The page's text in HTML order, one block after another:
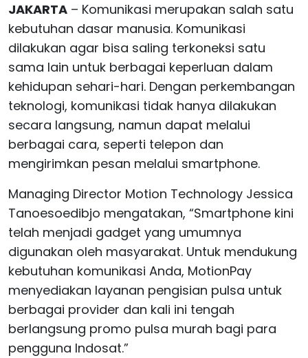
JAKARTA – Komunikasi merupakan salah satu
kebutuhan dasar manusia. Komunikasi
dilakukan agar bisa saling terkoneksi satu
sama lain untuk berbagai keperluan dalam
kehidupan sehari-hari. Dengan perkembangan
teknologi, komunikasi tidak hanya dilakukan
secara langsung, namun dapat melalui
berbagai cara, seperti telepon dan
mengirimkan pesan melalui smartphone.
Managing Director Motion Technology Jessica
Tanoesoedibjo mengatakan, “Smartphone kini
telah menjadi gadget yang umumnya
digunakan oleh masyarakat. Untuk mendukung
kebutuhan komunikasi Anda, MotionPay
menyediakan layanan pengisian pulsa untuk
berbagai provider dan kali ini tengah
berlangsung promo pulsa murah bagi para
pengguna Indosat.”